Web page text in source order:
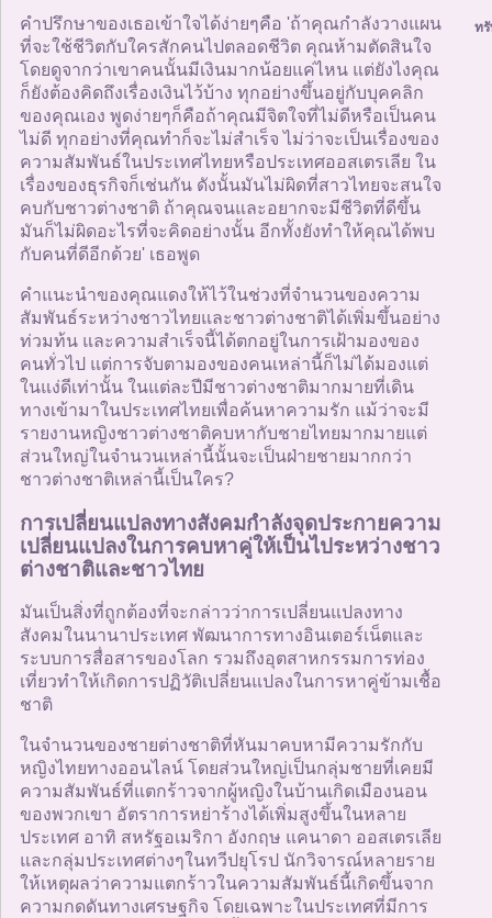
คำปรึกษาของเธอเข้าใจได้ง่ายๆคือ 'ถ้าคุณกำลังวางแผน
ที่จะใช้ชีวิตกับใครสักคนไปตลอดชีวิต คุณห้ามตัดสินใจ
โดยดูจากว่าเขาคนนั้นมีเงินมากน้อยแค่ไหน แต่ยังไงคุณ
ก็ยังต้องคิดถึงเรื่องเงินไว้บ้าง ทุกอย่างขึ้นอยู่กับบุคคลิก
ของคุณเอง พูดง่ายๆก็คือถ้าคุณมีจิตใจที่ไม่ดีหรือเป็นคน
ไม่ดี ทุกอย่างที่คุณทำก็จะไม่สำเร็จ ไม่ว่าจะเป็นเรื่องของ
ความสัมพันธ์ในประเทศไทยหรือประเทศออสเตรเลีย ใน
เรื่องของธุรกิจก็เช่นกัน ดังนั้นมันไม่ผิดที่สาวไทยจะสนใจ
คบกับชาวต่างชาติ ถ้าคุณจนและอยากจะมีชีวิตที่ดีขึ้น
มันก็ไม่ผิดอะไรที่จะคิดอย่างนั้น อีกทั้งยังทำให้คุณได้พบ
กับคนที่ดีอีกด้วย' เธอพูด
คำแนะนำของคุณแดงให้ไว้ในช่วงที่จำนวนของความ
สัมพันธ์ระหว่างชาวไทยและชาวต่างชาติได้เพิ่มขึ้นอย่าง
ท่วมท้น และความสำเร็จนี้ได้ตกอยู่ในการเฝ้ามองของ
คนทั่วไป แต่การจับตามองของคนเหล่านี้ก็ไม่ได้มองแต่
ในแง่ดีเท่านั้น ในแต่ละปีมีชาวต่างชาติมากมายที่เดิน
ทางเข้ามาในประเทศไทยเพื่อค้นหาความรัก แม้ว่าจะมี
รายงานหญิงชาวต่างชาติคบหากับชายไทยมากมายแต่
ส่วนใหญ่ในจำนวนเหล่านี้นั้นจะเป็นฝ่ายชายมากกว่า
ชาวต่างชาติเหล่านี้เป็นใคร?
การเปลี่ยนแปลงทางสังคมกำลังจุดประกายความ
เปลี่ยนแปลงในการคบหาคู่ให้เป็นไประหว่างชาว
ต่างชาติและชาวไทย
มันเป็นสิ่งที่ถูกต้องที่จะกล่าวว่าการเปลี่ยนแปลงทาง
สังคมในนานาประเทศ พัฒนาการทางอินเตอร์เน็ตและ
ระบบการสื่อสารของโลก รวมถึงอุตสาหกรรมการท่อง
เที่ยวทำให้เกิดการปฏิวัติเปลี่ยนแปลงในการหาคู่ข้ามเชื้อ
ชาติ
ในจำนวนของชายต่างชาติที่หันมาคบหามีความรักกับ
หญิงไทยทางออนไลน์ โดยส่วนใหญ่เป็นกลุ่มชายที่เคยมี
ความสัมพันธ์ที่แตกร้าวจากผู้หญิงในบ้านเกิดเมืองนอน
ของพวกเขา อัตราการหย่าร้างได้เพิ่มสูงขึ้นในหลาย
ประเทศ อาทิ สหรัฐอเมริกา อังกฤษ แคนาดา ออสเตรเลีย
และกลุ่มประเทศต่างๆในทวีปยุโรป นักวิจารณ์หลายราย
ให้เหตุผลว่าความแตกร้าวในความสัมพันธ์นี้เกิดขึ้นจาก
ความกดดันทางเศรษฐกิจ โดยเฉพาะในประเทศที่มีการ
ท